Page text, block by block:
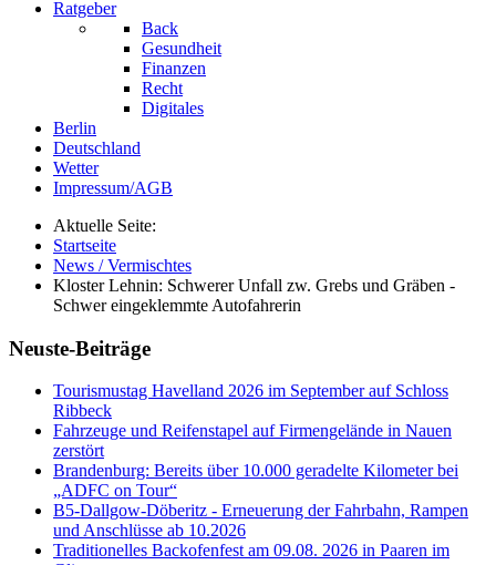
Ratgeber
Back
Gesundheit
Finanzen
Recht
Digitales
Berlin
Deutschland
Wetter
Impressum/AGB
Aktuelle Seite:
Startseite
News / Vermischtes
Kloster Lehnin: Schwerer Unfall zw. Grebs und Gräben -
Schwer eingeklemmte Autofahrerin
Neuste-Beiträge
Tourismustag Havelland 2026 im September auf Schloss
Ribbeck
Fahrzeuge und Reifenstapel auf Firmengelände in Nauen
zerstört
Brandenburg: Bereits über 10.000 geradelte Kilometer bei
„ADFC on Tour“
B5-Dallgow-Döberitz - Erneuerung der Fahrbahn, Rampen
und Anschlüsse ab 10.2026
Traditionelles Backofenfest am 09.08. 2026 in Paaren im